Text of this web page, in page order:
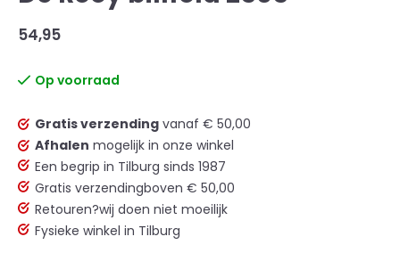
54,95
Op voorraad
Gratis verzending vanaf € 50,00
Afhalen mogelijk in onze winkel
Een begrip in Tilburg sinds 1987
Gratis verzendingboven € 50,00
Retouren?wij doen niet moeilijk
Fysieke winkel in Tilburg